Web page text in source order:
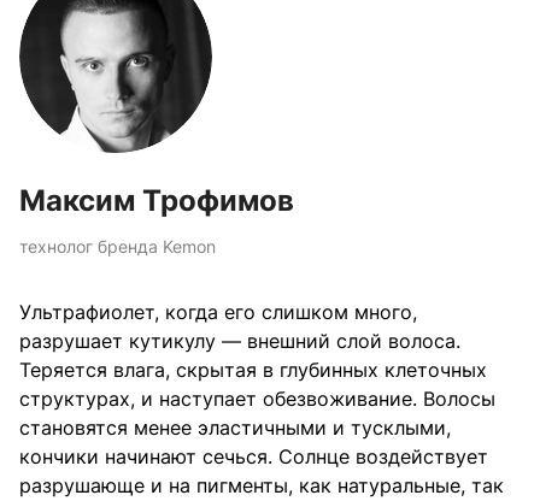
Максим Трофимов
технолог бренда Kemon
Ультрафиолет, когда его слишком много,
разрушает кутикулу — внешний слой волоса.
Теряется влага, скрытая в глубинных клеточных
структурах, и наступает обезвоживание. Волосы
становятся менее эластичными и тусклыми,
кончики начинают сечься. Солнце воздействует
разрушающе и на пигменты, как натуральные, так